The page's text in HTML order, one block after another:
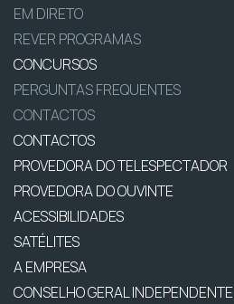
EM DIRETO
REVER PROGRAMAS
CONCURSOS
PERGUNTAS FREQUENTES
CONTACTOS
CONTACTOS
PROVEDORA DO TELESPECTADOR
PROVEDORA DO OUVINTE
ACESSIBILIDADES
SATÉLITES
A EMPRESA
CONSELHO GERAL INDEPENDENTE